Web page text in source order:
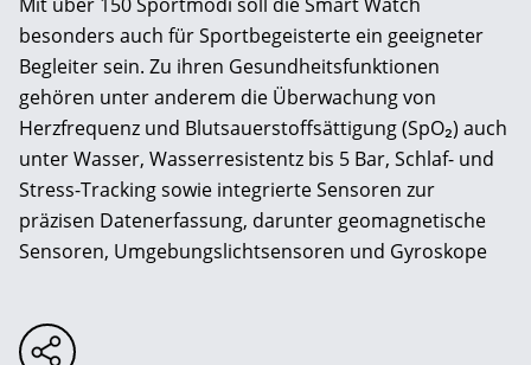
besonders auch für Sportbegeisterte ein geeigneter
Begleiter sein. Zu ihren Gesundheitsfunktionen
gehören unter anderem die Überwachung von
Herzfrequenz und Blutsauerstoffsättigung (SpO₂) auch
unter Wasser, Wasserresistentz bis 5 Bar, Schlaf- und
Stress-Tracking sowie integrierte Sensoren zur
präzisen Datenerfassung, darunter geomagnetische
Sensoren, Umgebungslichtsensoren und Gyroskope